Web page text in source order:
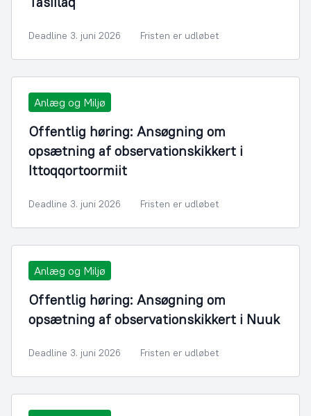
Deadline 3. juni 2026 Fristen er udløbet
Anlæg og Miljø
Offentlig høring: Ansøgning om
opsætning af observationskikkert i
Ittoqqortoormiit
Deadline 3. juni 2026 Fristen er udløbet
Anlæg og Miljø
Offentlig høring: Ansøgning om
opsætning af observationskikkert i Nuuk
Deadline 3. juni 2026 Fristen er udløbet